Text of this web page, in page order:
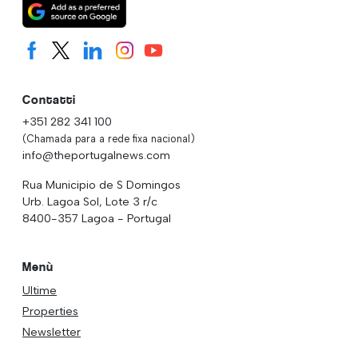
Contatti
+351 282 341 100
(Chamada para a rede fixa nacional)
info@theportugalnews.com
Rua Municipio de S Domingos
Urb. Lagoa Sol, Lote 3 r/c
8400-357 Lagoa - Portugal
Menù
Ultime
Properties
Newsletter